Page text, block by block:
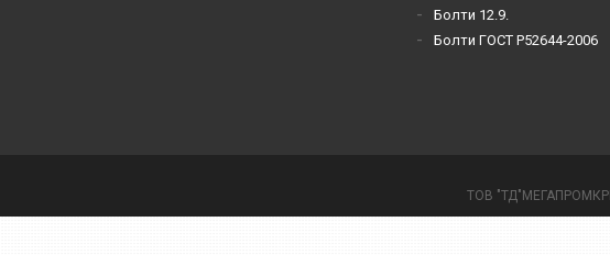
Болти 12.9.
Болти ГОСТ Р52644-2006